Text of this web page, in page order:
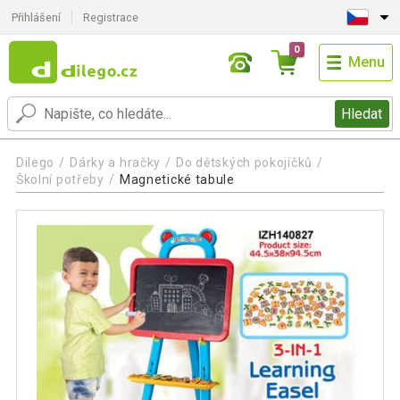
Přihlášení Registrace
Hledat
0
Menu
Dilego Dárky a hračky
Do dětských pokojíčků
Školní potřeby
Magnetické tabule